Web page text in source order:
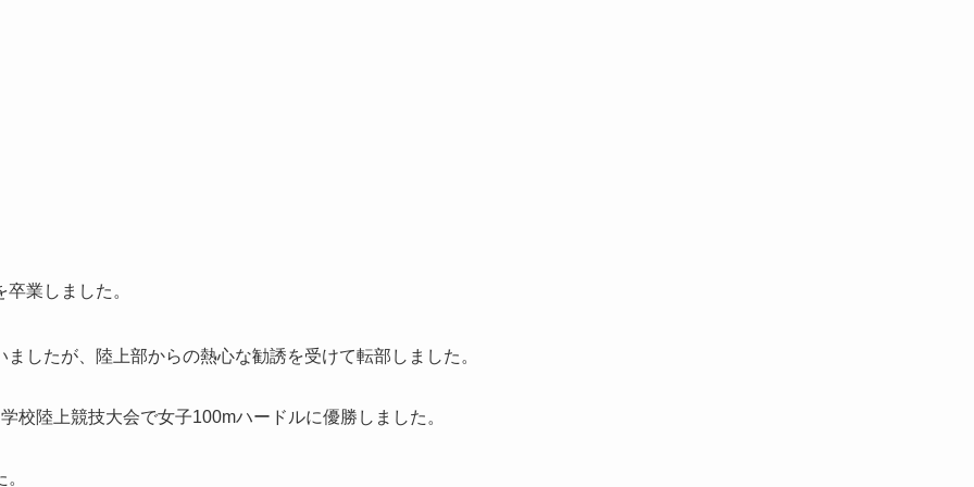
業しました。
したが、陸上部からの熱心な勧誘を受けて転部しました。
校陸上競技大会で女子100mハードルに優勝しました。